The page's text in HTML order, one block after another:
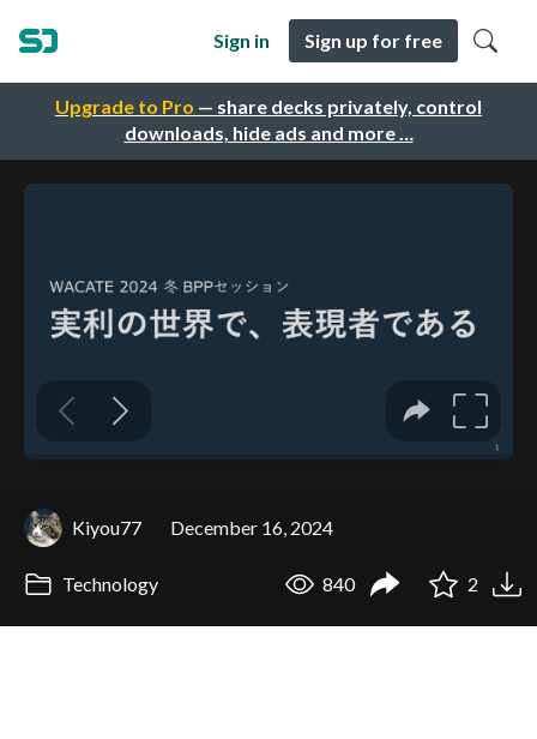
Upgrade to Pro — share decks privately, control
downloads, hide ads and more …
Sign in Sign up for free
Kiyou77 December 16, 2024
Technology 840 2